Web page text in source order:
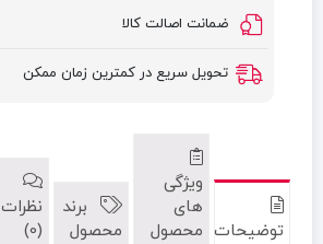
ضمانت اصالت کالا
تحویل سریع در کمترین زمان ممکن
توضیحات
ویژگی
های
محصول
برند
محصول
نظرات
(0)